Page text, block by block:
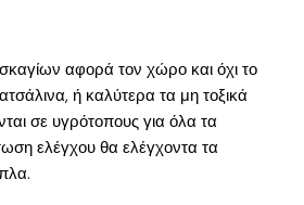
αφορά τον χώρο και όχι το
ή καλύτερα τα μη τοξικά
σε υγρότοπους για όλα τα
ελέγχου θα ελέγχοντα τα